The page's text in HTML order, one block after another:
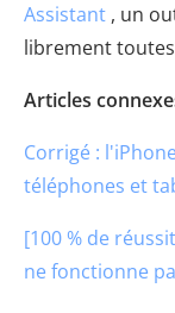
Assistant , un
librement
Articles
Corrigé :
téléphones et
[100 % de
ne fonctionne